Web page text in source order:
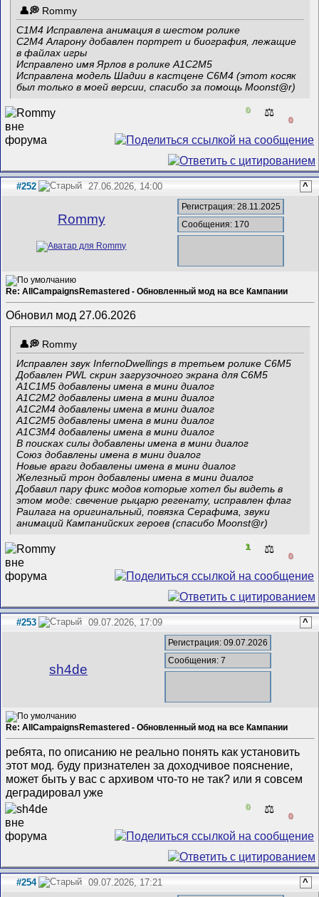
Rommy
C1M4 Исправлена анимация в шестом ролике
C2M4 Аларону добавлен портрет и биография, лежащие
в файлах игры
Исправлено имя Ярлов в ролике A1C2M5
Исправлена модель Шадии в кастцене C6M4 (этот косяк
был только в моей версии, спасибо за помощь Moonst@r)
0 ⚖️
0
#252 27.06.2026, 14:00 ^
Rommy
Регистрация: 28.11.2025
Сообщения: 170
Re: AllCampaignsRemastered - Обновленный мод на все Кампании
Обновил мод 27.06.2026
Rommy
Исправлен звук InfernoDwellings в третьем ролике C6M5
Добавлен PWL скрин загрузочного экрана для C6M5
A1C1M5 добавлены имена в мини диалог
A1C2M2 добавлены имена в мини диалог
A1C2M4 добавлены имена в мини диалог
A1C2M5 добавлены имена в мини диалог
A1C3M4 добавлены имена в мини диалог
В поисках силы добавлены имена в мини диалог
Союз добавлены имена в мини диалог
Новые враги добавлены имена в мини диалог
Железный трон добавлены имена в мини диалог
Добавил пару фикс модов которые хотел бы видеть в
этом моде: свечение рыцарю регенату, исправлен флаг
Раилага на оригинальный, повязка Серафима, звуки
анимаций Кампанийских героев (спасибо Mооnst@r)
1 ⚖️
0
#253 09.07.2026, 17:09 ^
sh4de
Регистрация: 09.07.2026
Сообщения: 7
Re: AllCampaignsRemastered - Обновленный мод на все Кампании
ребята, по описанию не реально понять как установить
этот мод. буду признателен за доходчивое пояснение,
может быть у вас с архивом что-то не так? или я совсем
деградировал уже
0 ⚖️
0
#254 09.07.2026, 17:21 ^